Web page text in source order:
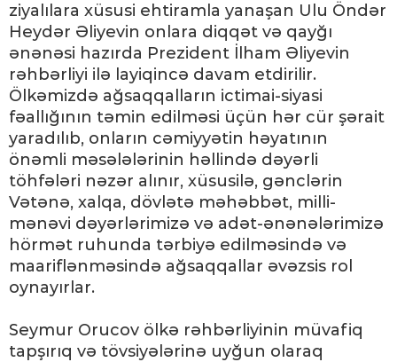
ziyalılara xüsusi ehtiramla yanaşan Ulu Öndər
Heydər Əliyevin onlara diqqət və qayğı
ənənəsi hazırda Prezident İlham Əliyevin
rəhbərliyi ilə layiqincə davam etdirilir.
Ölkəmizdə ağsaqqalların ictimai-siyasi
fəallığının təmin edilməsi üçün hər cür şərait
yaradılıb, onların cəmiyyətin həyatının
önəmli məsələlərinin həllində dəyərli
töhfələri nəzər alınır, xüsusilə, gənclərin
Vətənə, xalqa, dövlətə məhəbbət, milli-
mənəvi dəyərlərimizə və adət-ənənələrimizə
hörmət ruhunda tərbiyə edilməsində və
maariflənməsində ağsaqqallar əvəzsis rol
oynayırlar.
Seymur Orucov ölkə rəhbərliyinin müvafiq
tapşırıq və tövsiyələrinə uyğun olaraq